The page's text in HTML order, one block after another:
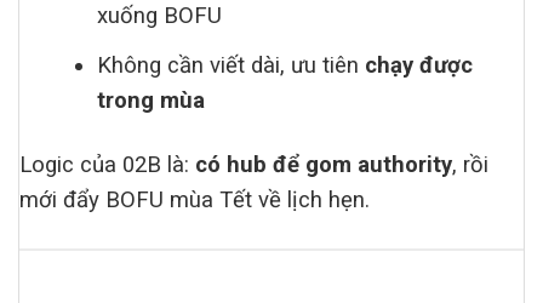
xuống BOFU
Không cần viết dài, ưu tiên chạy được
trong mùa
Logic của 02B là: có hub để gom authority, rồi
mới đẩy BOFU mùa Tết về lịch hẹn.